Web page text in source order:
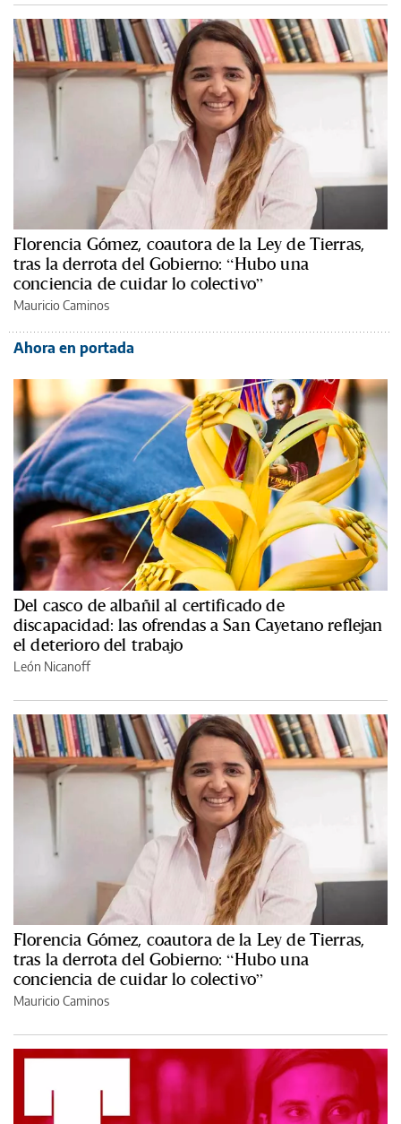
Florencia Gómez, coautora de la Ley de Tierras,
tras la derrota del Gobierno: “Hubo una
conciencia de cuidar lo colectivo”
Mauricio Caminos
Ahora en portada
Del casco de albañil al certificado de
discapacidad: las ofrendas a San Cayetano reflejan
el deterioro del trabajo
León Nicanoff
Florencia Gómez, coautora de la Ley de Tierras,
tras la derrota del Gobierno: “Hubo una
conciencia de cuidar lo colectivo”
Mauricio Caminos